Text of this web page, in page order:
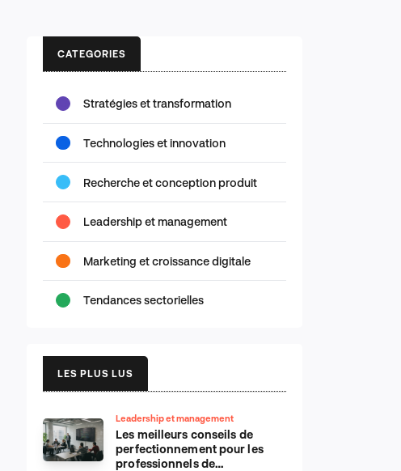
CATEGORIES
Stratégies et transformation
Technologies et innovation
Recherche et conception produit
Leadership et management
Marketing et croissance digitale
Tendances sectorielles
LES PLUS LUS
Leadership et management
Les meilleurs conseils de
perfectionnement pour les
professionnels de